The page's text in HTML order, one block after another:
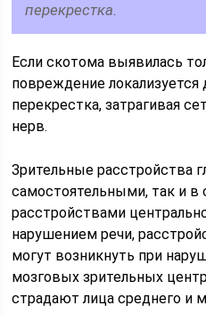
перекрестка.
Если скотома выявилась
повреждение локализуется
перекрестка, затрагивая
нерв.
Зрительные расстройства
самостоятельными, так и в
расстройствами
нарушением речи,
могут возникнуть при
мозговых зрительных
страдают лица среднего и